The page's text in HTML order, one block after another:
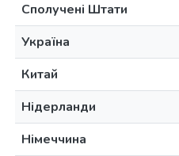
Сполучені Штати
Україна
Китай
Нідерланди
Німеччина